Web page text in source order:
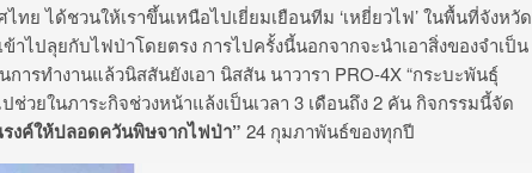
ทย ได้ชวนให้เราขึ้นเหนือไปเยี่ยมเยือนทีม ‘เหยี่ยวไฟ’ ในพื้นที่จังหวัด
าไปลุยกับไฟป่าโดยตรง การไปครั้งนี้นอกจากจะนำเอาสิ่งของจำเป็น
ารทำงานแล้วนิสสันยังเอา นิสสัน นาวารา PRO-4X “กระบะพันธุ์
ช่วยในภาระกิจช่วงหน้าแล้งเป็นเวลา 3 เดือนถึง 2 คัน กิจกรรมนี้จัด
งค์ให้ปลอดควันพิษจากไฟป่า” 24 กุมภาพันธ์ของทุกปี